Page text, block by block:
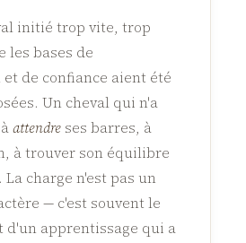
initié trop vite, trop
les bases de
de confiance aient été
Un cheval qui n'a
attendreses barres, à
à trouver son équilibre
charge n'est pas un
— c'est souvent le
apprentissage qui a